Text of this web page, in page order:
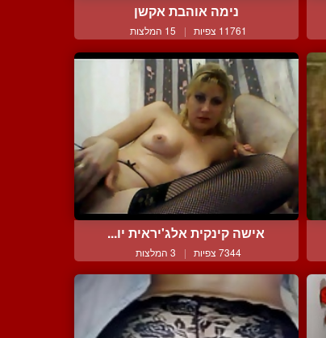
נימה אוהבת אקשן
11761 צפיות | 15 המלצות
אישה קינקית אלג'יראית יו...
7344 צפיות | 3 המלצות